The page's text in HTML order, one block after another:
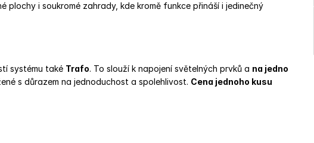
plochy i soukromé zahrady, kde kromě funkce přináší i jedinečný
systému také Trafo. To slouží k napojení světelných prvků a na jedno
s důrazem na jednoduchost a spolehlivost. Cena jednoho kusu